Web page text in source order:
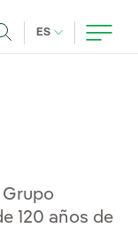
ES IDIOMA
120 años de